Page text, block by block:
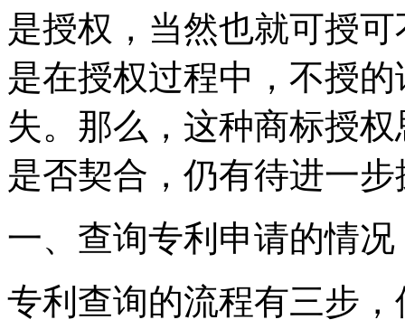
是授权，当然也就可授
是在授权过程中，不授
失。那么，这种商标授
是否契合，仍有待进一步
一、查询专利申请的情况
专利查询的流程有三步